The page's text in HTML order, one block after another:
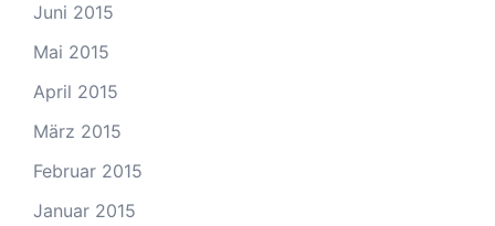
Juni 2015
Mai 2015
April 2015
März 2015
Februar 2015
Januar 2015